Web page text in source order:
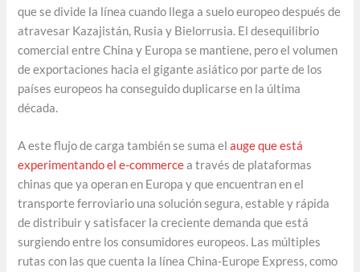
que se divide la línea cuando llega a suelo europeo después de
atravesar Kazajistán, Rusia y Bielorrusia. El desequilibrio
comercial entre China y Europa se mantiene, pero el volumen
de exportaciones hacia el gigante asiático por parte de los
países europeos ha conseguido duplicarse en la última
década.
A este flujo de carga también se suma elauge que está
experimentando el e-commercea través de plataformas
chinas que ya operan en Europa y que encuentran en el
transporte ferroviario una solución segura, estable y rápida
de distribuir y satisfacer la creciente demanda que está
surgiendo entre los consumidores europeos. Las múltiples
rutas con las que cuenta la línea China-Europe Express, como